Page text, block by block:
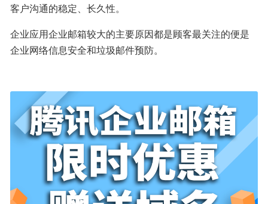
客户沟通的稳定、长久性。
企业应用企业邮箱较大的主要原因都是顾客最关注的便是
企业网络信息安全和垃圾邮件预防。